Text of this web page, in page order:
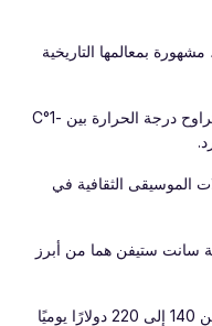
مشهورة بمعالمها التاريخية
متوسط درجة الحرارة وهطول الأمطار: تتراوح درجة الحرارة بين -1°C
الموسيقى الثقافية في
سانت ستيفن هما من أبرز
متوسط تكلفة السفر: يُتوقع أن تنفق ما بين 140 إلى 220 دولارًا يوميًا